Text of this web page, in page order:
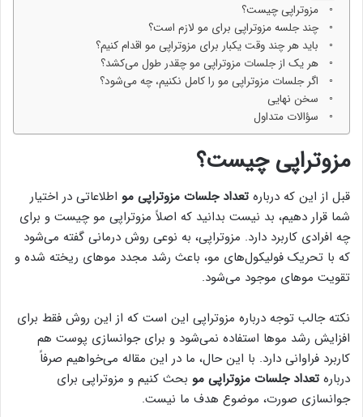
مزوتراپی چیست؟
چند جلسه مزوتراپی برای مو لازم است؟
باید هر چند وقت یکبار برای مزوتراپی مو اقدام کنیم؟
هر یک از جلسات مزوتراپی مو چقدر طول می‌کشد؟
اگر جلسات مزوتراپی مو را کامل نکنیم، چه می‌شود؟
سخن نهایی
سؤالات متداول
مزوتراپی چیست؟
قبل از این که درباره تعداد جلسات مزوتراپی مو اطلاعاتی در اختیار
شما قرار دهیم، بد نیست بدانید که اصلاً مزوتراپی مو چیست و برای
چه افرادی کاربرد دارد. مزوتراپی، به نوعی روش درمانی گفته می‌شود
که با تحریک فولیکول‌های مو، باعث رشد مجدد مو‌های ریخته شده و
تقویت مو‌های موجود می‌شود.
نکته جالب توجه درباره مزوتراپی این است که از این روش فقط برای
افزایش رشد مو‌ها استفاده نمی‌شود و برای جوانسازی پوست هم
کاربرد فراوانی دارد. با این حال، ما در این مقاله می‌خواهیم صرفاً
درباره تعداد جلسات مزوتراپی مو بحث کنیم و مزوتراپی برای
جوانسازی صورت، موضوع هدف ما نیست.